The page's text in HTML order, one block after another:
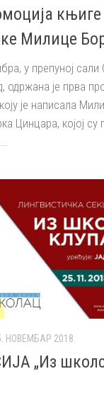
књиге
Милице
у препуној
одржана је прва
је написала
Цинцара, којој су
НОВЕМБАР 2018.
„Из